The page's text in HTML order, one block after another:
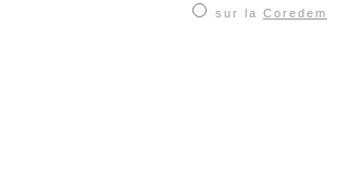
sur la Coredem